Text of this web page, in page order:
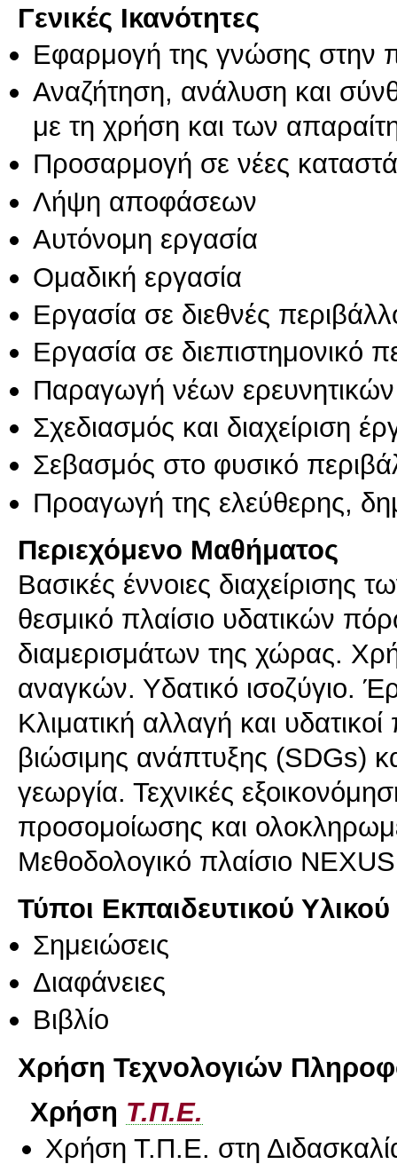
Γενικές Ικανότητες
Εφαρμογή της γνώσης στην
Αναζήτηση, ανάλυση και
με τη χρήση και των
Προσαρμογή σε νέες
Λήψη αποφάσεων
Αυτόνομη εργασία
Ομαδική εργασία
Εργασία σε διεθνές
Εργασία σε διεπιστημονικό
Παραγωγή νέων
Σχεδιασμός και διαχείριση
Σεβασμός στο φυσικό
Προαγωγή της ελεύθερης,
Περιεχόμενο Μαθήματος
Βασικές έννοιες διαχείρισης
θεσμικό πλαίσιο υδατικών
διαμερισμάτων της χώρας.
αναγκών. Υδατικό ισοζύγιο.
Κλιματική αλλαγή και
βιώσιμης ανάπτυξης (SDGs)
γεωργία. Τεχνικές
προσομοίωσης και
Μεθοδολογικό πλαίσιο
Τύποι Εκπαιδευτικού Υλικού
Σημειώσεις
Διαφάνειες
Βιβλίο
Χρήση Τεχνολογιών
Χρήση Τ.Π.Ε.
Χρήση Τ.Π.Ε. στη